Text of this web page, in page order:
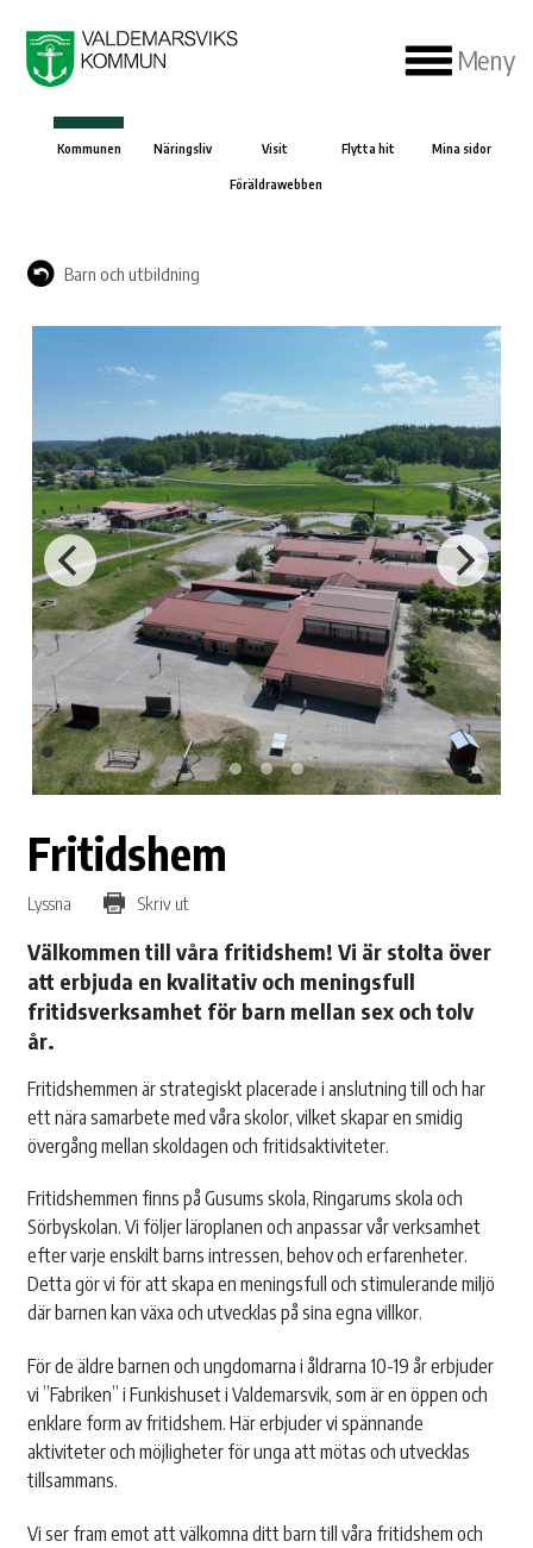
Meny
Kommunen Näringsliv Visit Flytta hit Mina sidor
Föräldrawebben
Barn och utbildning
Fritidshem
Lyssna Skriv ut
Välkommen till våra fritidshem! Vi är stolta över
att erbjuda en kvalitativ och meningsfull
fritidsverksamhet för barn mellan sex och tolv
år.
Fritidshemmen är strategiskt placerade i anslutning till och har
ett nära samarbete med våra skolor, vilket skapar en smidig
övergång mellan skoldagen och fritidsaktiviteter.
Fritidshemmen finns på Gusums skola, Ringarums skola och
Sörbyskolan. Vi följer läroplanen och anpassar vår verksamhet
efter varje enskilt barns intressen, behov och erfarenheter.
Detta gör vi för att skapa en meningsfull och stimulerande miljö
där barnen kan växa och utvecklas på sina egna villkor.
För de äldre barnen och ungdomarna i åldrarna 10-19 år erbjuder
vi ”Fabriken” i Funkishuset i Valdemarsvik, som är en öppen och
enklare form av fritidshem. Här erbjuder vi spännande
aktiviteter och möjligheter för unga att mötas och utvecklas
tillsammans.
Vi ser fram emot att välkomna ditt barn till våra fritidshem och